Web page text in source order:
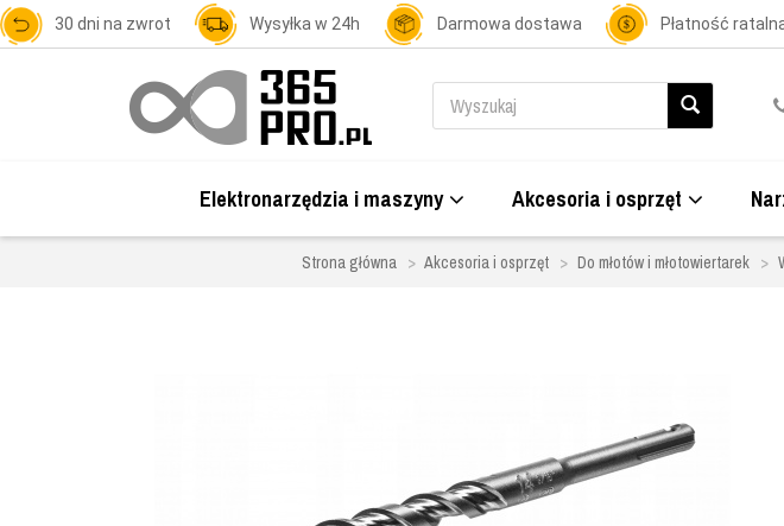
30 dni na zwrot Wysyłka w 24h Darmowa dostawa Płatność
Elektronarzędzia i maszyny Akcesoria i osprzęt
Strona główna Akcesoria i osprzęt Do młotów i młotowiertarek